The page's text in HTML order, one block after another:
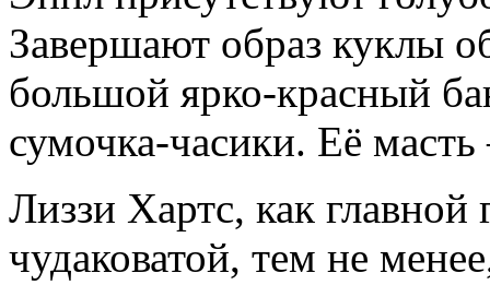
Завершают образ куклы
большой ярко-красный
сумочка-часики. Её
Лиззи Хартс, как главной
чудаковатой, тем не